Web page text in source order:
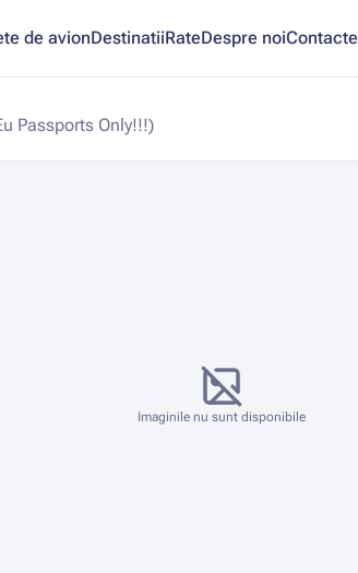
de avionDestinatiiRateDespre noiContacte
Passports Only!!!)
Imaginile nu sunt disponibile